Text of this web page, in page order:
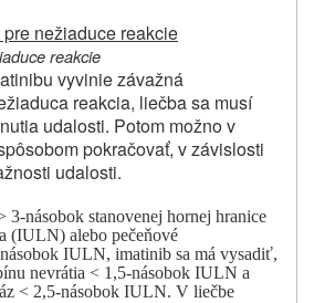
nežiaduce reakcie
reakcie
vyvinie závažná
reakcia, liečba sa musí
udalosti. Potom možno v
pokračovať, v závislosti
udalosti.
násobok stanovenej hornej hranice
(IULN) alebo pečeňové
IULN, imatinib sa má vysadiť,
nevrátia < 1,5-násobok IULN a
< 2,5-násobok IULN. V liečbe